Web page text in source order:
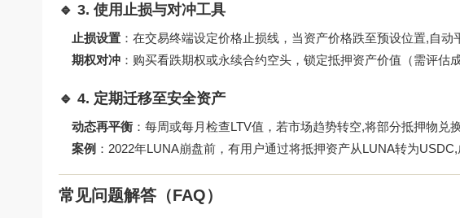
🔹 3. 使用止损与对冲工具
止损设置 ：在交易终端设定价格止损线，当资产价格跌至预设位置,自动
期权对冲 ：购买看跌期权或永续合约空头，锁定抵押资产价值（需评估
🔹 4. 定期迁移至安全资产
动态再平衡 ：每周或每月检查LTV值，若市场趋势转空,将部分抵押物兑
案例 ：2022年LUNA崩盘前，有用户通过将抵押资产从LUNA转为USDC,
常见问题解答（FAQ）